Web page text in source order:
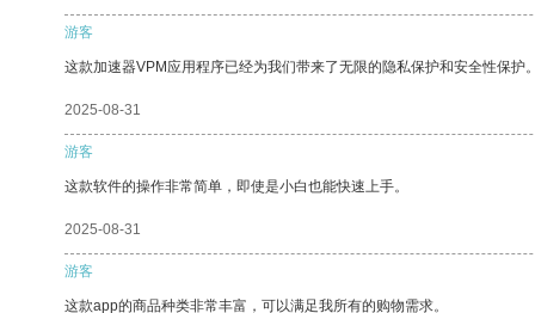
游客
这款加速器VPM应用程序已经为我们带来了无限的隐私保护和安全性保护
2025-08-31
游客
这款软件的操作非常简单，即使是小白也能快速上手。
2025-08-31
游客
这款app的商品种类非常丰富，可以满足我所有的购物需求。